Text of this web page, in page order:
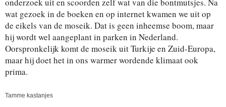
onderzoek uit en scoorden zelf wat van die bontmutsjes. Na
wat gezoek in de boeken en op internet kwamen we uit op
de eikels van de moseik. Dat is geen inheemse boom, maar
hij wordt wel aangeplant in parken in Nederland.
Oorspronkelijk komt de moseik uit Turkije en Zuid-Europa,
maar hij doet het in ons warmer wordende klimaat ook
prima.
Tamme kastanjes